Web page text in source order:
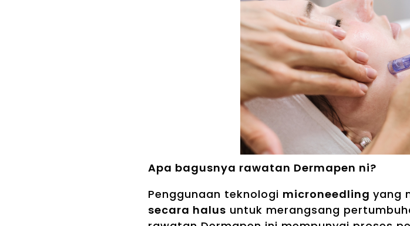
Apa bagusnya rawatan Dermapen ni?
Penggunaan teknologi microneedling yang
secara halus untuk merangsang